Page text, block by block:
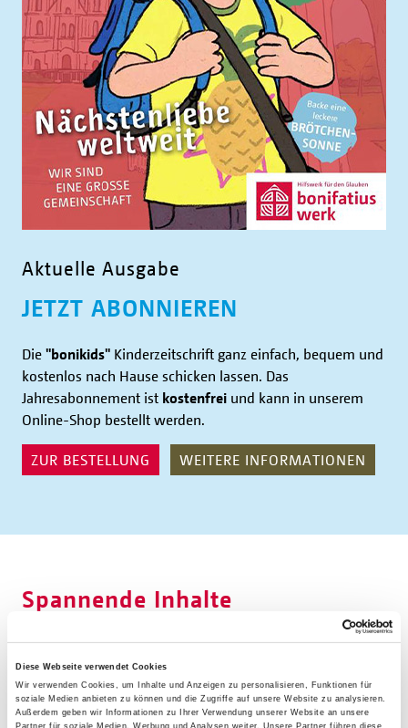
Diese Webseite verwendet Cookies
Wir verwenden Cookies, um Inhalte und Anzeigen zu personalisieren, Funktionen für
soziale Medien anbieten zu können und die Zugriffe auf unsere Website zu analysieren.
Außerdem geben wir Informationen zu Ihrer Verwendung unserer Website an unsere
Partner für soziale Medien, Werbung und Analysen weiter. Unsere Partner führen diese
Aktuelle Ausgabe
JETZT ABONNIEREN
Die "bonikids" Kinderzeitschrift ganz einfach, bequem und
kostenlos nach Hause schicken lassen. Das
Jahresabonnement ist kostenfrei und kann in unserem
Online-Shop bestellt werden.
ZUR BESTELLUNG WEITERE INFORMATIONEN
Spannende Inhalte
Die drei Bonikids Clara, Max und Ben begleiten die
Leserinnen und Leser in dieser Ausgabe auf einer
Entdeckungsreise. Zum Beispiel durch die sogenannten
"sieben Werke der Barmherzigkeit"? Die Kinder lernen sie